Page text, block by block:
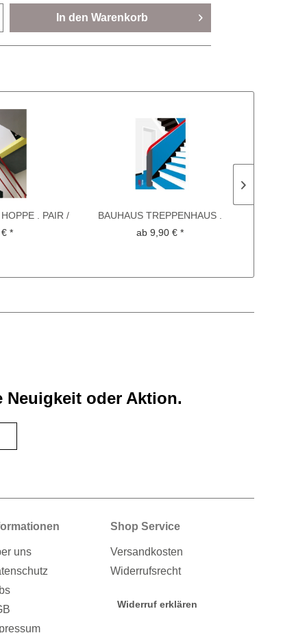
In den Warenkorb
. PAIR /
....
*
BAUHAUS TREPPENHAUS .
FEININGER . Print ....
ab 9,90 € *
Neuigkeit oder Aktion.
uns
Shop Service
Versandkosten
Widerrufsrecht
Widerruf erklären